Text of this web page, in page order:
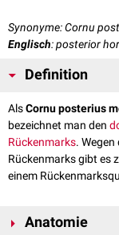
Synonyme: Cornu
Englisch: posterior
Definition
AlsCornu posterius
bezeichnet man den
Rückenmarks.
Rückenmarks gibt es
einem
Anatomie